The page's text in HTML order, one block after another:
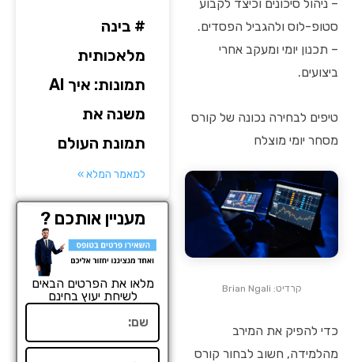
– ניהול סיכונים וכיצד לקבוע
סטופ-לוס ולהגביל הפסדים.
– תכנון יומי ומעקב אחרי
ביצועים.
טיפים לבחירה נכונה של קורס
מסחר יומי מוצלח
קרדיט: Brian Ngali
כדי להפיק את המירב
מהלמידה, חשוב לבחור קורס
# בינה
מלאכותית
תמונות: איך AI
משנה את
תמונת העולם
למאמר המלא »
מעניין אותכם ?
מלאו את הפרטים הבאים
לשיחת יעוץ בחינם